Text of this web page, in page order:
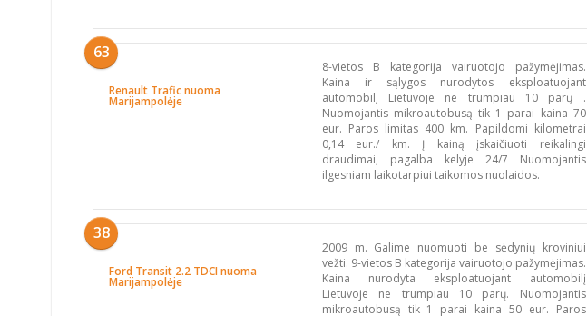
63
Renault Trafic nuoma
Marijampolėje
8-vietos B kategorija vairuotojo pažymėjimas.
Kaina ir sąlygos nurodytos eksploatuojant
automobilį Lietuvoje ne trumpiau 10 parų .
Nuomojantis mikroautobusą tik 1 parai kaina 70
eur. Paros limitas 400 km. Papildomi kilometrai
0,14 eur./ km. Į kainą įskaičiuoti reikalingi
draudimai, pagalba kelyje 24/7 Nuomojantis
ilgesniam laikotarpiui taikomos nuolaidos.
38
Ford Transit 2.2 TDCI nuoma
Marijampolėje
2009 m. Galime nuomuoti be sėdynių kroviniui
vežti. 9-vietos B kategorija vairuotojo pažymėjimas.
Kaina nurodyta eksploatuojant automobilį
Lietuvoje ne trumpiau 10 parų. Nuomojantis
mikroautobusą tik 1 parai kaina 50 eur. Paros